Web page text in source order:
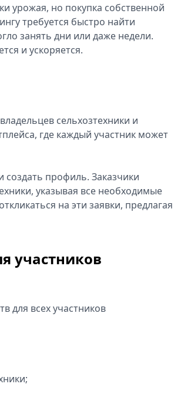
урожая, но покупка собственной
требуется быстро найти
занять дни или даже недели.
и ускоряется.
сельхозтехники и
где каждый участник может
профиль. Заказчики
указывая все необходимые
на эти заявки, предлагая
участников
для всех участников